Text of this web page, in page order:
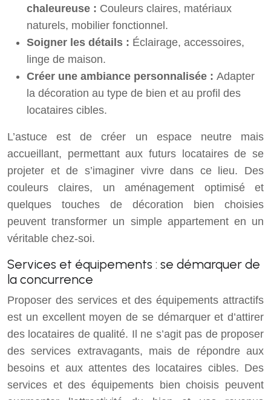
chaleureuse : Couleurs claires, matériaux
naturels, mobilier fonctionnel.
Soigner les détails : Éclairage, accessoires,
linge de maison.
Créer une ambiance personnalisée : Adapter
la décoration au type de bien et au profil des
locataires cibles.
L’astuce est de créer un espace neutre mais
accueillant, permettant aux futurs locataires de se
projeter et de s’imaginer vivre dans ce lieu. Des
couleurs claires, un aménagement optimisé et
quelques touches de décoration bien choisies
peuvent transformer un simple appartement en un
véritable chez-soi.
Services et équipements : se démarquer de
la concurrence
Proposer des services et des équipements attractifs
est un excellent moyen de se démarquer et d’attirer
des locataires de qualité. Il ne s’agit pas de proposer
des services extravagants, mais de répondre aux
besoins et aux attentes des locataires cibles. Des
services et des équipements bien choisis peuvent